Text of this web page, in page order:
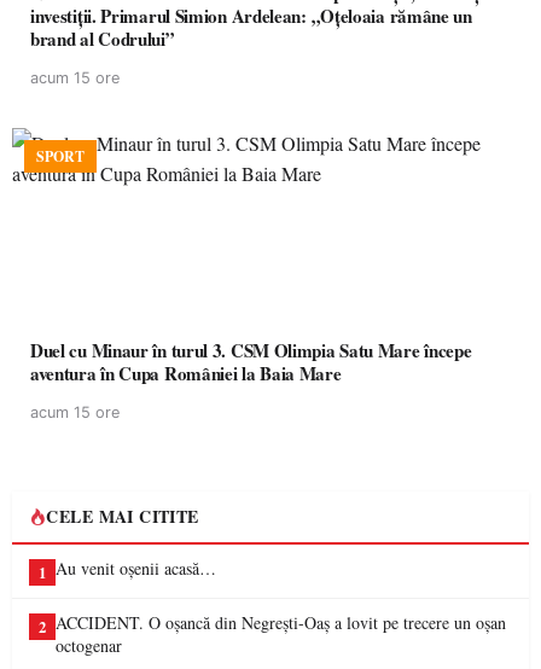
investiții. Primarul Simion Ardelean: „Oțeloaia rămâne un
brand al Codrului”
acum 15 ore
SPORT
Duel cu Minaur în turul 3. CSM Olimpia Satu Mare începe
aventura în Cupa României la Baia Mare
acum 15 ore
CELE MAI CITITE
1 Au venit oșenii acasă…
2 ACCIDENT. O oșancă din Negrești-Oaș a lovit pe trecere un oșan
octogenar